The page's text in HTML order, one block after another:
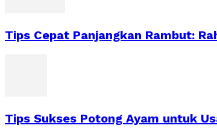
Tips Cepat Panjangkan Rambut:
Tips Sukses Potong Ayam untuk